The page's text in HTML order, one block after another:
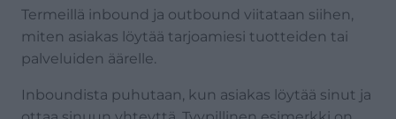
Termeillä inbound ja outbound viitataan siihen,
miten asiakas löytää tarjoamiesi tuotteiden tai
palveluiden äärelle.
Inboundista puhutaan, kun asiakas löytää sinut ja